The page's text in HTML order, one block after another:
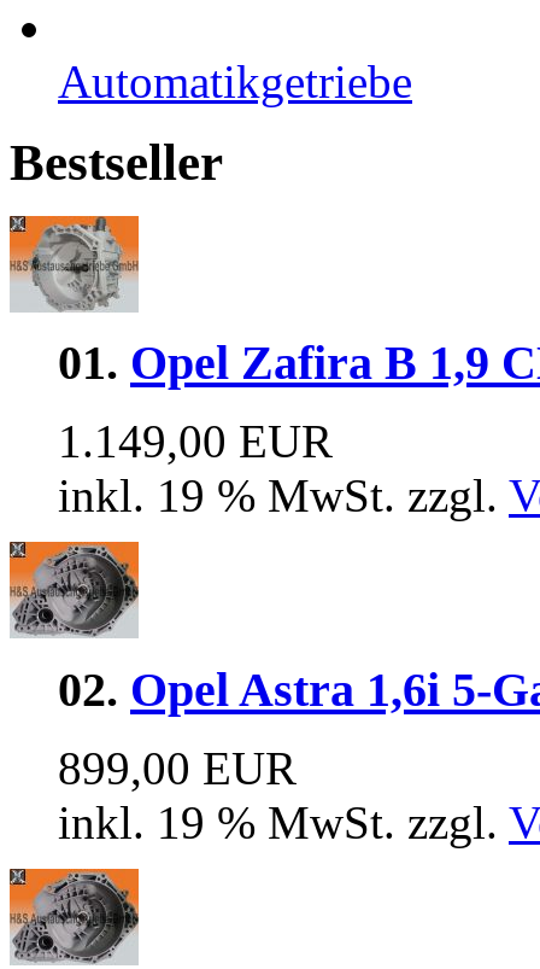
Automatikgetriebe
Bestseller
01. Opel Zafira B 1,9
1.149,00 EUR
inkl. 19 % MwSt. zzgl.
02. Opel Astra 1,6i 5-
899,00 EUR
inkl. 19 % MwSt. zzgl.